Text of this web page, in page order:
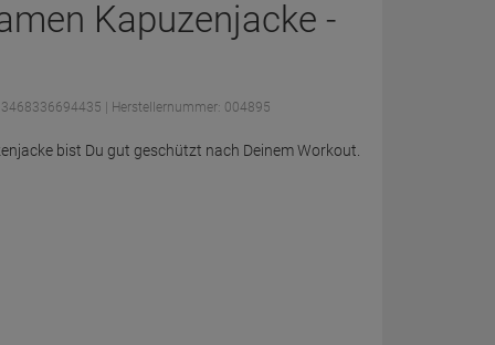
Kapuzenjacke -
3468336694435 | Herstellernummer: 004895
bist Du gut geschützt nach Deinem Workout.